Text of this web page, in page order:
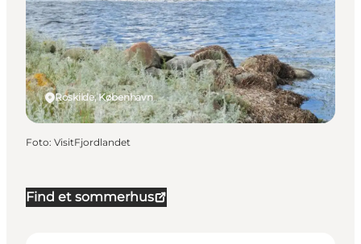
Find et sommerhus
Roskilde, København
Foto: VisitFjordlandet